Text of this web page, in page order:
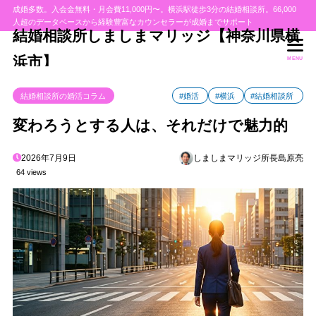
成婚多数。入会金無料・月会費11,000円〜。横浜駅徒歩3分の結婚相談所。66,000
人超のデータベースから経験豊富なカウンセラーが成婚までサポート
結婚相談所しましまマリッジ【神奈川県横
浜市】
MENU
結婚相談所の婚活コラム #婚活 #横浜 #結婚相談所
変わろうとする人は、それだけで魅力的
2026年7月9日 しましまマリッジ所長島原亮
64 views